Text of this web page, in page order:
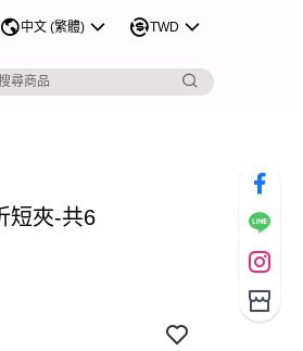
中文 (繁體) TWD
短夾-共6